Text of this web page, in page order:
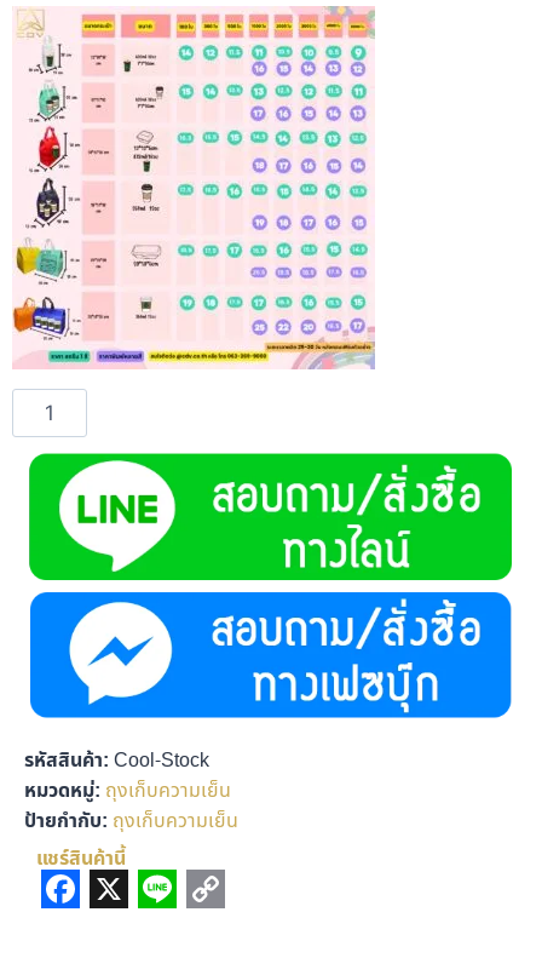
รหัสสินค้า: Cool-Stock
หมวดหมู่: ถุงเก็บความเย็น
ป้ายกำกับ: ถุงเก็บความเย็น
แชร์สินค้านี้
Facebook
X LineCopy